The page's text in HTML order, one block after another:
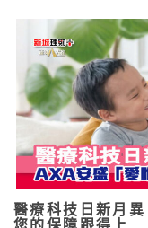
醫療科技日新月
您的保障跟得上